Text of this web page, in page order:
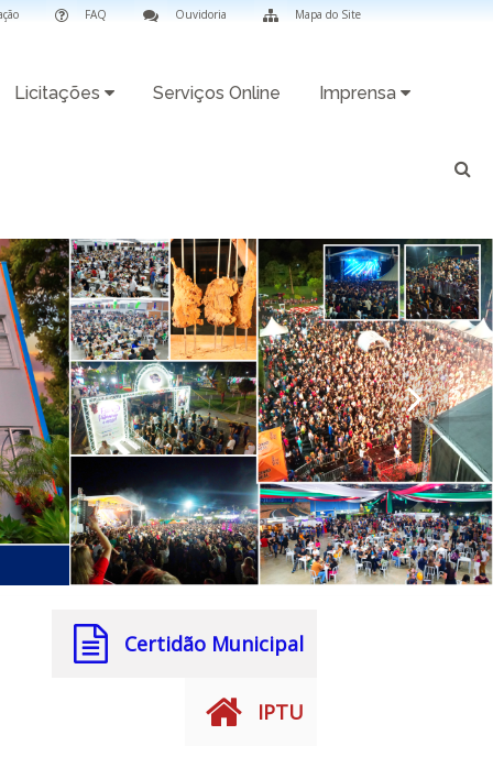
Mapa do Site
Ouvidoria
FAQ
Licitações Serviços Online Imprensa
Certidão Municipal
IPTU